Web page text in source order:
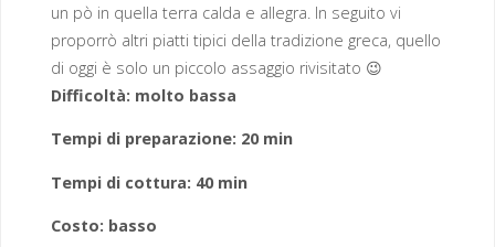
un pò in quella terra calda e allegra. In seguito vi
proporrò altri piatti tipici della tradizione greca, quello
di oggi è solo un piccolo assaggio rivisitato 😉
Difficoltà: molto bassa
Tempi di preparazione: 20 min
Tempi di cottura: 40 min
Costo: basso